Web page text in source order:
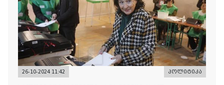
26-10-2024 11:42 პოლიტიკა